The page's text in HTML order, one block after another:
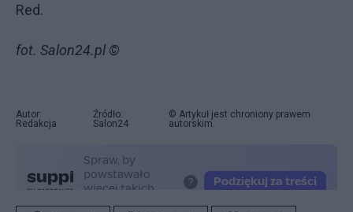
Red.
fot. Salon24.pl ©
Autor:
Redakcja
Źródło:
Salon24
© Artykuł jest chroniony prawem
autorskim.